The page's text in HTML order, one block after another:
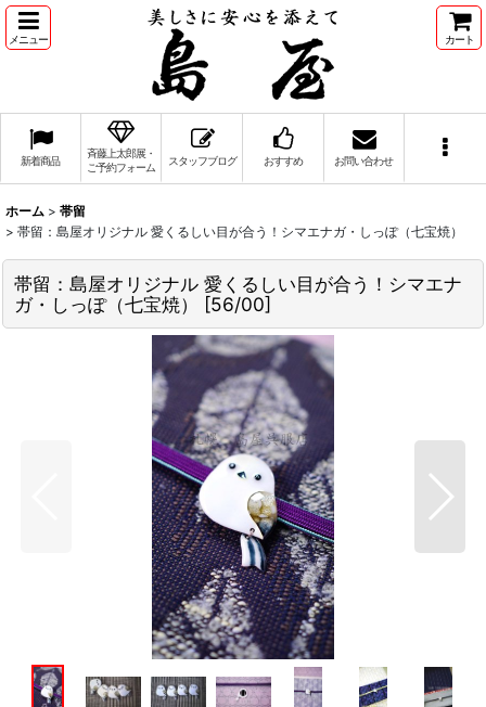
メニュー カート
新着商品
斉藤上太郎展・
ご予約フォーム
スタッフブログ おすすめ お問い合わせ
ホーム > 帯留
> 帯留：島屋オリジナル 愛くるしい目が合う！シマエナガ・しっぽ（七宝焼）
帯留：島屋オリジナル 愛くるしい目が合う！シマエナ
ガ・しっぽ（七宝焼）
[56/00]